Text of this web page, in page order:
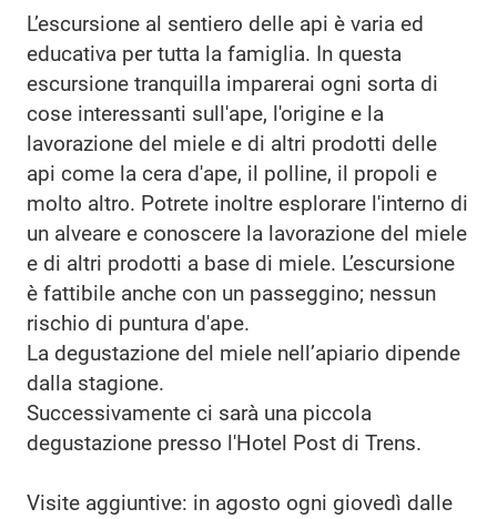
L’escursione al sentiero delle api è varia ed
educativa per tutta la famiglia. In questa
escursione tranquilla imparerai ogni sorta di
cose interessanti sull'ape, l'origine e la
lavorazione del miele e di altri prodotti delle
api come la cera d'ape, il polline, il propoli e
molto altro. Potrete inoltre esplorare l'interno di
un alveare e conoscere la lavorazione del miele
e di altri prodotti a base di miele. L’escursione
è fattibile anche con un passeggino; nessun
rischio di puntura d'ape.
La degustazione del miele nell’apiario dipende
dalla stagione.
Successivamente ci sarà una piccola
degustazione presso l'Hotel Post di Trens.
Visite aggiuntive: in agosto ogni giovedì dalle